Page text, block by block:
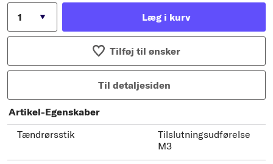
Læg i kurv
Tilføj til ønsker
Til detaljesiden
Artikel-Egenskaber
Tændrørsstik
Tilslutningsudførelse
M3